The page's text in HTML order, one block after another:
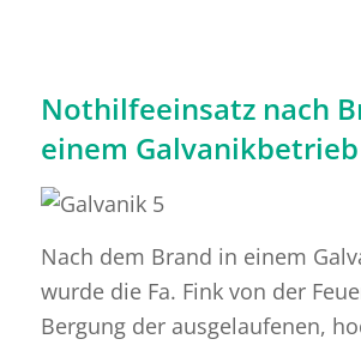
Nothilfeeinsatz nach
einem Galvanikbetrieb
Nach dem Brand in einem
wurde die Fa. Fink von der
Bergung der ausgelaufenen,